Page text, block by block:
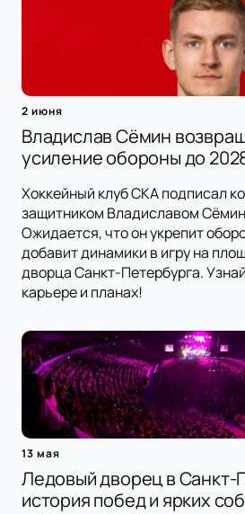
2 июня
Владислав Сёмин
усиление обороны до
Хоккейный клуб СКА подписал
защитником Владиславом
Ожидается, что он укрепит
добавит динамики в игру на
дворца Санкт-Петербурга.
карьере и планах!
13 мая
Ледовый дворец в Санкт-
история побед и ярких